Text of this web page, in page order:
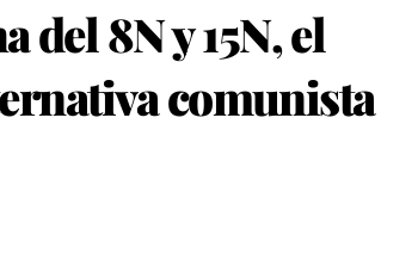
del 8N y 15N, el
comunista